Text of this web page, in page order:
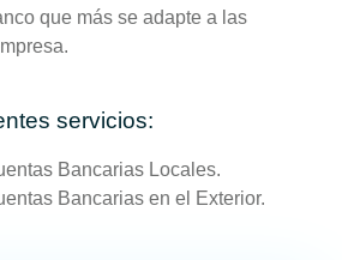
que más se adapte a las
servicios:
Bancarias Locales.
Bancarias en el Exterior.